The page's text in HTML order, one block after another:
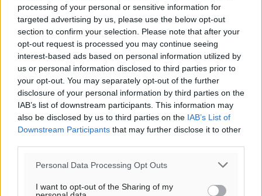
processing of your personal or sensitive information for
targeted advertising by us, please use the below opt-out
section to confirm your selection. Please note that after your
opt-out request is processed you may continue seeing
interest-based ads based on personal information utilized by
us or personal information disclosed to third parties prior to
your opt-out. You may separately opt-out of the further
disclosure of your personal information by third parties on the
IAB’s list of downstream participants. This information may
also be disclosed by us to third parties on the IAB’s List of
Downstream Participants that may further disclose it to other
Personal Data Processing Opt Outs
I want to opt-out of the Sharing of my
Ροή ειδήσεων
Καιρός «hot – dry – windy» τις επόμενες 48 ώρες στη
Δύο σχολεία της Λέρου αλλάζουν όψη με δωρεά